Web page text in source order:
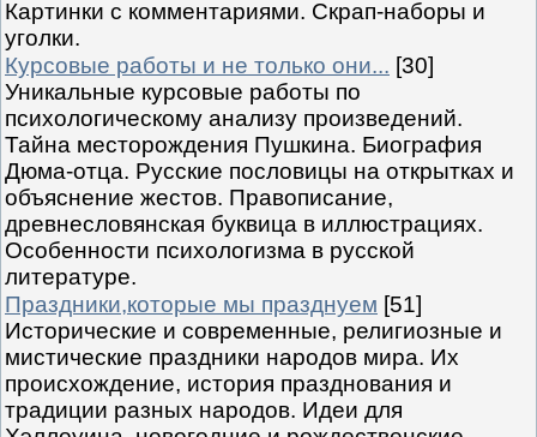
Картинки с комментариями. Скрап-наборы и
уголки.
Курсовые работы и не только они... [30]
Уникальные курсовые работы по
психологическому анализу произведений.
Тайна месторождения Пушкина. Биография
Дюма-отца. Русские пословицы на открытках и
объяснение жестов. Правописание,
древнесловянская буквица в иллюстрациях.
Особенности психологизма в русской
литературе.
Праздники,которые мы празднуем [51]
Исторические и современные, религиозные и
мистические праздники народов мира. Их
происхождение, история празднования и
традиции разных народов. Идеи для